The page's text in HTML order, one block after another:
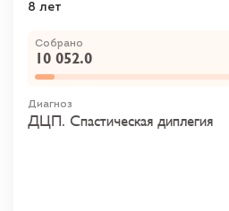
8 лет
Собрано
10 052.0
Диагноз
ДЦП. Спастическая диплегия